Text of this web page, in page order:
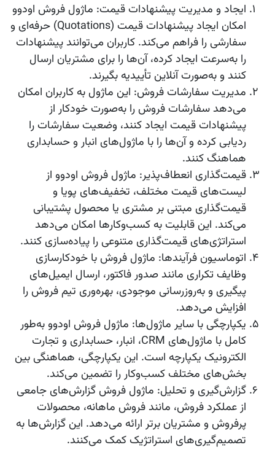
ایجاد و مدیریت پیشنهادات قیمت: ماژول فروش اودوو
امکان ایجاد پیشنهادات قیمت (Quotations) حرفه‌ای و
سفارشی را فراهم می‌کند. کاربران می‌توانند پیشنهادات
را به‌سرعت ایجاد کرده، آن‌ها را برای مشتریان ارسال
کنند و به‌صورت آنلاین تأییدیه بگیرند.
مدیریت سفارشات فروش: این ماژول به کاربران امکان
می‌دهد سفارشات فروش را به‌صورت خودکار از
پیشنهادات قیمت ایجاد کنند، وضعیت سفارشات را
ردیابی کرده و آن‌ها را با ماژول‌های انبار و حسابداری
هماهنگ کنند.
قیمت‌گذاری انعطاف‌پذیر: ماژول فروش اودوو از
لیست‌های قیمت مختلف، تخفیف‌های پویا و
قیمت‌گذاری مبتنی بر مشتری یا محصول پشتیبانی
می‌کند. این قابلیت به کسب‌وکارها امکان می‌دهد
استراتژی‌های قیمت‌گذاری متنوعی را پیاده‌سازی کنند.
اتوماسیون فرآیندها: ماژول فروش با خودکارسازی
وظایف تکراری مانند صدور فاکتور، ارسال ایمیل‌های
پیگیری و به‌روزرسانی موجودی، بهره‌وری تیم فروش را
افزایش می‌دهد.
یکپارچگی با سایر ماژول‌ها: ماژول فروش اودوو به‌طور
کامل با ماژول‌های CRM، انبار، حسابداری و تجارت
الکترونیک یکپارچه است. این یکپارچگی، هماهنگی بین
بخش‌های مختلف کسب‌وکار را تضمین می‌کند.
گزارش‌گیری و تحلیل: ماژول فروش گزارش‌های جامعی
از عملکرد فروش، مانند فروش ماهانه، محصولات
پرفروش و مشتریان برتر ارائه می‌دهد. این گزارش‌ها به
تصمیم‌گیری‌های استراتژیک کمک می‌کنند.